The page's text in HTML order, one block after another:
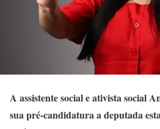
A assistente social e ativista social
sua pré-candidatura a deputada